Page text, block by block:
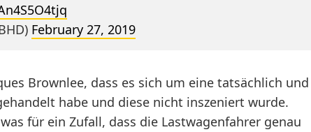
February 27, 2019
Brownlee, dass es sich um eine tatsächlich und
habe und diese nicht inszeniert wurde.
für ein Zufall, dass die Lastwagenfahrer genau